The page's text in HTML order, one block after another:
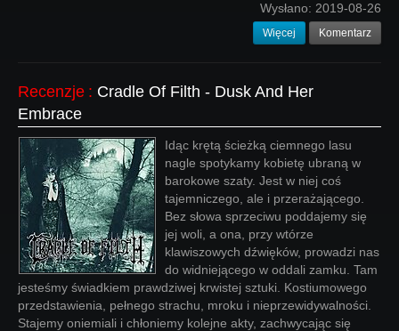
Wysłano: 2019-08-26
Więcej Komentarz
Recenzje : Cradle Of Filth - Dusk And Her
Embrace
Idąc krętą ścieżką ciemnego lasu
nagle spotykamy kobietę ubraną w
barokowe szaty. Jest w niej coś
tajemniczego, ale i przerażającego.
Bez słowa sprzeciwu poddajemy się
jej woli, a ona, przy wtórze
klawiszowych dźwięków, prowadzi nas
do widniejącego w oddali zamku. Tam
jesteśmy świadkiem prawdziwej krwistej sztuki. Kostiumowego
przedstawienia, pełnego strachu, mroku i nieprzewidywalności.
Stajemy oniemiali i chłoniemy kolejne akty, zachwycając się